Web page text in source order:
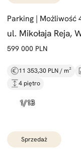
Parking | Możliwość
ul. Mikołaja Reja,
599 000 PLN
11 353,30 PLN / m²
4 piętro
sprzedaż